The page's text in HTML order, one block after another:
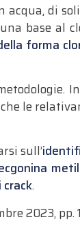
acqua, di
base al
forma
le
sull’
crack.
2023, pp.